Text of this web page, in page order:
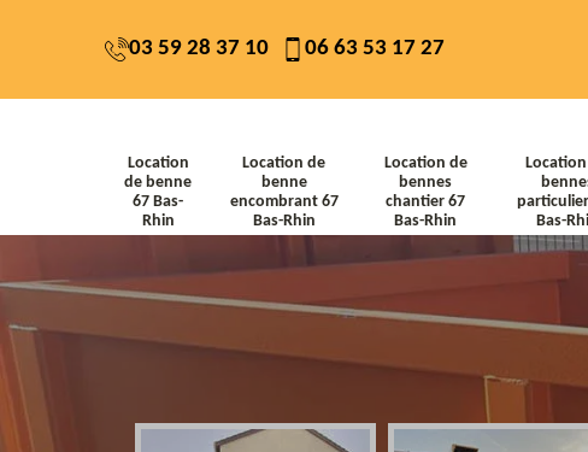
03 59 28 37 10 06 63 53 17 27
Location
de benne
67 Bas-
Rhin
Location de
benne
encombrant 67
Bas-Rhin
Location de
bennes
chantier 67
Bas-Rhin
Bas-